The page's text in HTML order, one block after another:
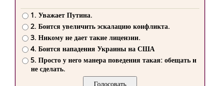
1. Уважает Путина.
2. Боится увеличить эскалацию конфликта.
3. Никому не дает такие лицензии.
4. Боится нападения Украины на США
5. Просто у него манера поведения такая: обещать и
не сделать.